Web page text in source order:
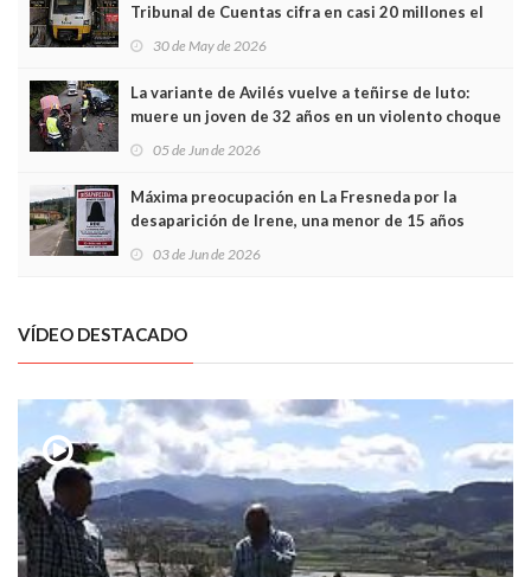
Tribunal de Cuentas cifra en casi 20 millones el
sobrecoste de los trenes que no cabían por los
30 de May de 2026
La variante de Avilés vuelve a teñirse de luto:
muere un joven de 32 años en un violento choque
frontal
05 de Jun de 2026
Máxima preocupación en La Fresneda por la
desaparición de Irene, una menor de 15 años
03 de Jun de 2026
VÍDEO DESTACADO